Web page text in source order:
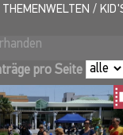
THEMENWELTEN
pro Seite